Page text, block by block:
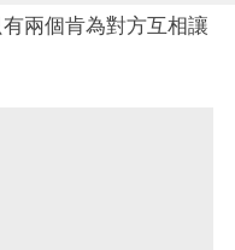
兩個肯為對方互相讓